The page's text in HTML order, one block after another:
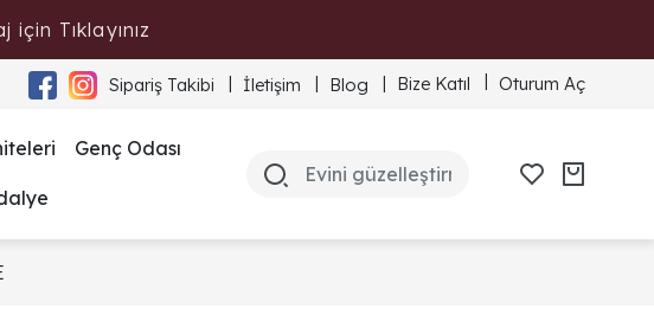
Tıklayınız
Sipariş Takibi İletişim Blog Bize Katıl Oturum Aç
Genç Odası